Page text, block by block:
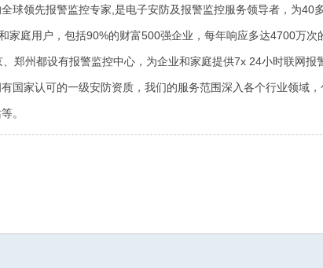
球领先报警监控专家,是电子安防及报警监控服务领导者，为40
家庭用户，包括90%的财富500强企业，每年响应多达4700万次
郑州都设有报警监控中心，为企业和家庭提供7x 24小时联网报
国家认可的一级安防资质，我们的服务范围深入各个行业领域
。